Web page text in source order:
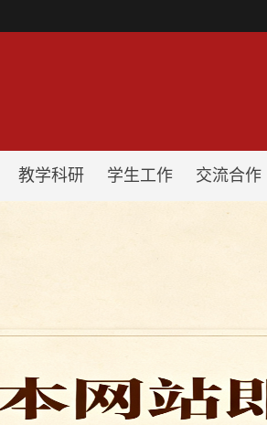
教学科研 学生工作 交流合作